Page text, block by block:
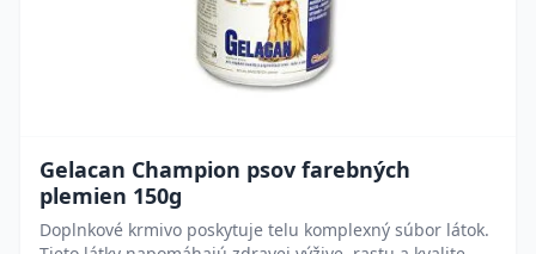
Gelacan Champion psov farebných
plemien 150g
Doplnkové krmivo poskytuje telu komplexný súbor látok.